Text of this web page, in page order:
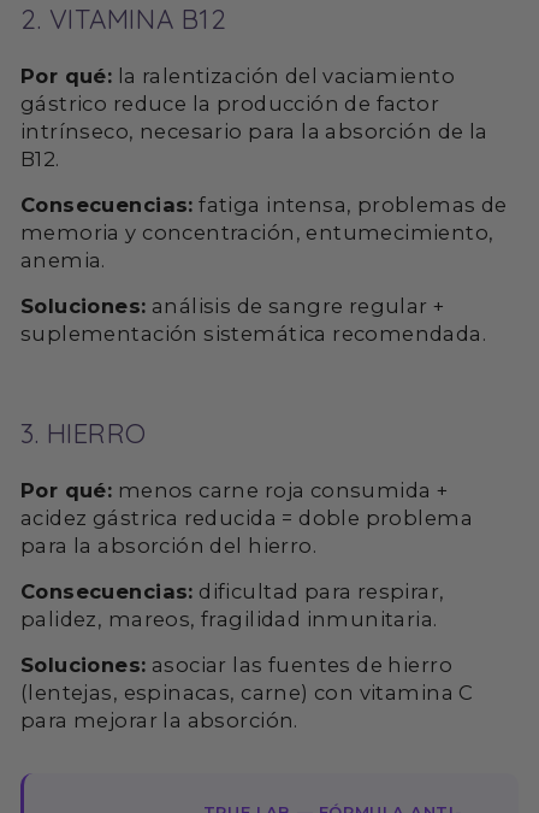
2. VITAMINA B12
Por qué: la ralentización del vaciamiento
gástrico reduce la producción de factor
intrínseco, necesario para la absorción de la
B12.
Consecuencias: fatiga intensa, problemas de
memoria y concentración, entumecimiento,
anemia.
Soluciones: análisis de sangre regular +
suplementación sistemática recomendada.
3. HIERRO
Por qué: menos carne roja consumida +
acidez gástrica reducida = doble problema
para la absorción del hierro.
Consecuencias: dificultad para respirar,
palidez, mareos, fragilidad inmunitaria.
Soluciones: asociar las fuentes de hierro
(lentejas, espinacas, carne) con vitamina C
para mejorar la absorción.